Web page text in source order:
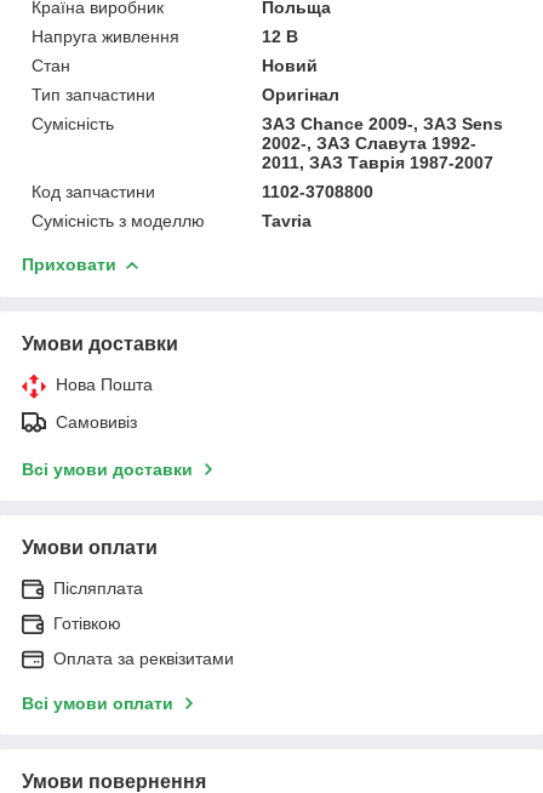
Країна виробник
Польща
Напруга живлення
12 В
Стан
Новий
Тип запчастини
Оригінал
Сумісність
ЗАЗ Chance 2009-, ЗАЗ Sens
2002-, ЗАЗ Славута 1992-
2011, ЗАЗ Таврія 1987-2007
Код запчастини
1102-3708800
Сумісність з моделлю
Tavria
Приховати
Умови доставки
Нова Пошта
Самовивіз
Всі умови доставки
Умови оплати
Післяплата
Готівкою
Оплата за реквізитами
Всі умови оплати
Умови повернення